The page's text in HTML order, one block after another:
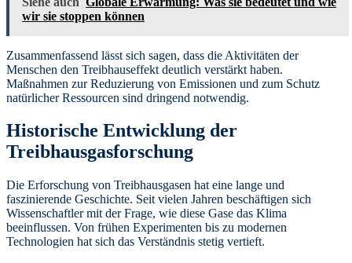
wir sie stoppen können
Zusammenfassend lässt sich sagen, dass die Aktivitäten der
Menschen den Treibhauseffekt deutlich verstärkt haben.
Maßnahmen zur Reduzierung von Emissionen und zum Schutz
natürlicher Ressourcen sind dringend notwendig.
Historische Entwicklung der
Treibhausgasforschung
Die Erforschung von Treibhausgasen hat eine lange und
faszinierende Geschichte. Seit vielen Jahren beschäftigen sich
Wissenschaftler mit der Frage, wie diese Gase das Klima
beeinflussen. Von frühen Experimenten bis zu modernen
Technologien hat sich das Verständnis stetig vertieft.